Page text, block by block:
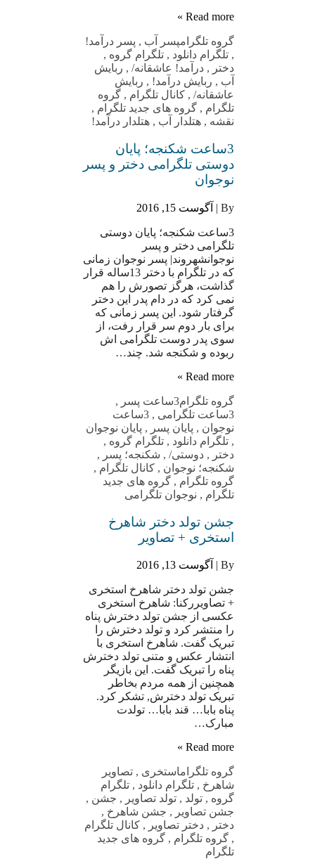
Read more »
گروه تلگرامپسر آب , پسر درآمد!
, تلگرام دانلود , تلگرام گروه ,
دختر , درآمد! عاشقانه/, ربایش
آب , ربایش درآمد! , ربایش
عاشقانه/, کانال تلگرام , گروه
تلگرام , گروه های جدید تلگرام ,
نقشه , هتلدار آب , هتلدار درآمد!
3ساعت شکنجه؛ پایان
دوستی تلگرامی دختر و پسر
نوجوان
By | آگوست 15, 2016
3ساعت شکنجه؛ پایان دوستی
تلگرامی دختر و پسر
نوجوانشهروند| پسر نوجوان زمانی
که در تلگرام با دختر 13ساله قرار
گذاشت، هرگز تصورش را هم
نمی کرد که در دام پدر این دختر
گرفتار شود. این پسر زمانی که
برای بار دوم سر قرار رفت، از
سوی پدر دوست تلگرامی اش
ربوده و شکنجه شد. چند…
Read more »
گروه تلگرام3ساعت پسر
,
3ساعت تلگرامی
,
3ساعت
نوجوان , پایان پسر , پایان نوجوان
, تلگرام دانلود , تلگرام گروه ,
دختر , دوستی/, شکنجه؛ پسر ,
شکنجه؛ نوجوان , کانال تلگرام ,
گروه تلگرام , گروه های جدید
تلگرام , نوجوان تلگرامی
جشن تولد دختر شاهرخ
استخری + تصاویر
By | آگوست 13, 2016
جشن تولد دختر شاهرخ استخری
+ تصاویررکنا: شاهرخ استخری
عکسی از جشن تولد دخترش پناه
را منتشر کرد و تولد دخترش را
تبریک گفت. شاهرخ استخری با
انتشار عکس و متنی تولد دخترش
پناه را تبریک گفت. این بازیگر
همچنین از همه مردم بخاطر
تبریک تولد دخترش, تشکر کرد.
پناه بابا… قند بابا… تولدت
مبارک…
Read more »
گروه تلگراماستخری , تصاویر
شاهرخ , تلگرام دانلود , تلگرام
گروه , تولد , تولد تصاویر , جشن ,
جشن تصاویر , جشن شاهرخ ,
دختر , دختر تصاویر , کانال تلگرام
, گروه تلگرام , گروه های جدید
تلگرام